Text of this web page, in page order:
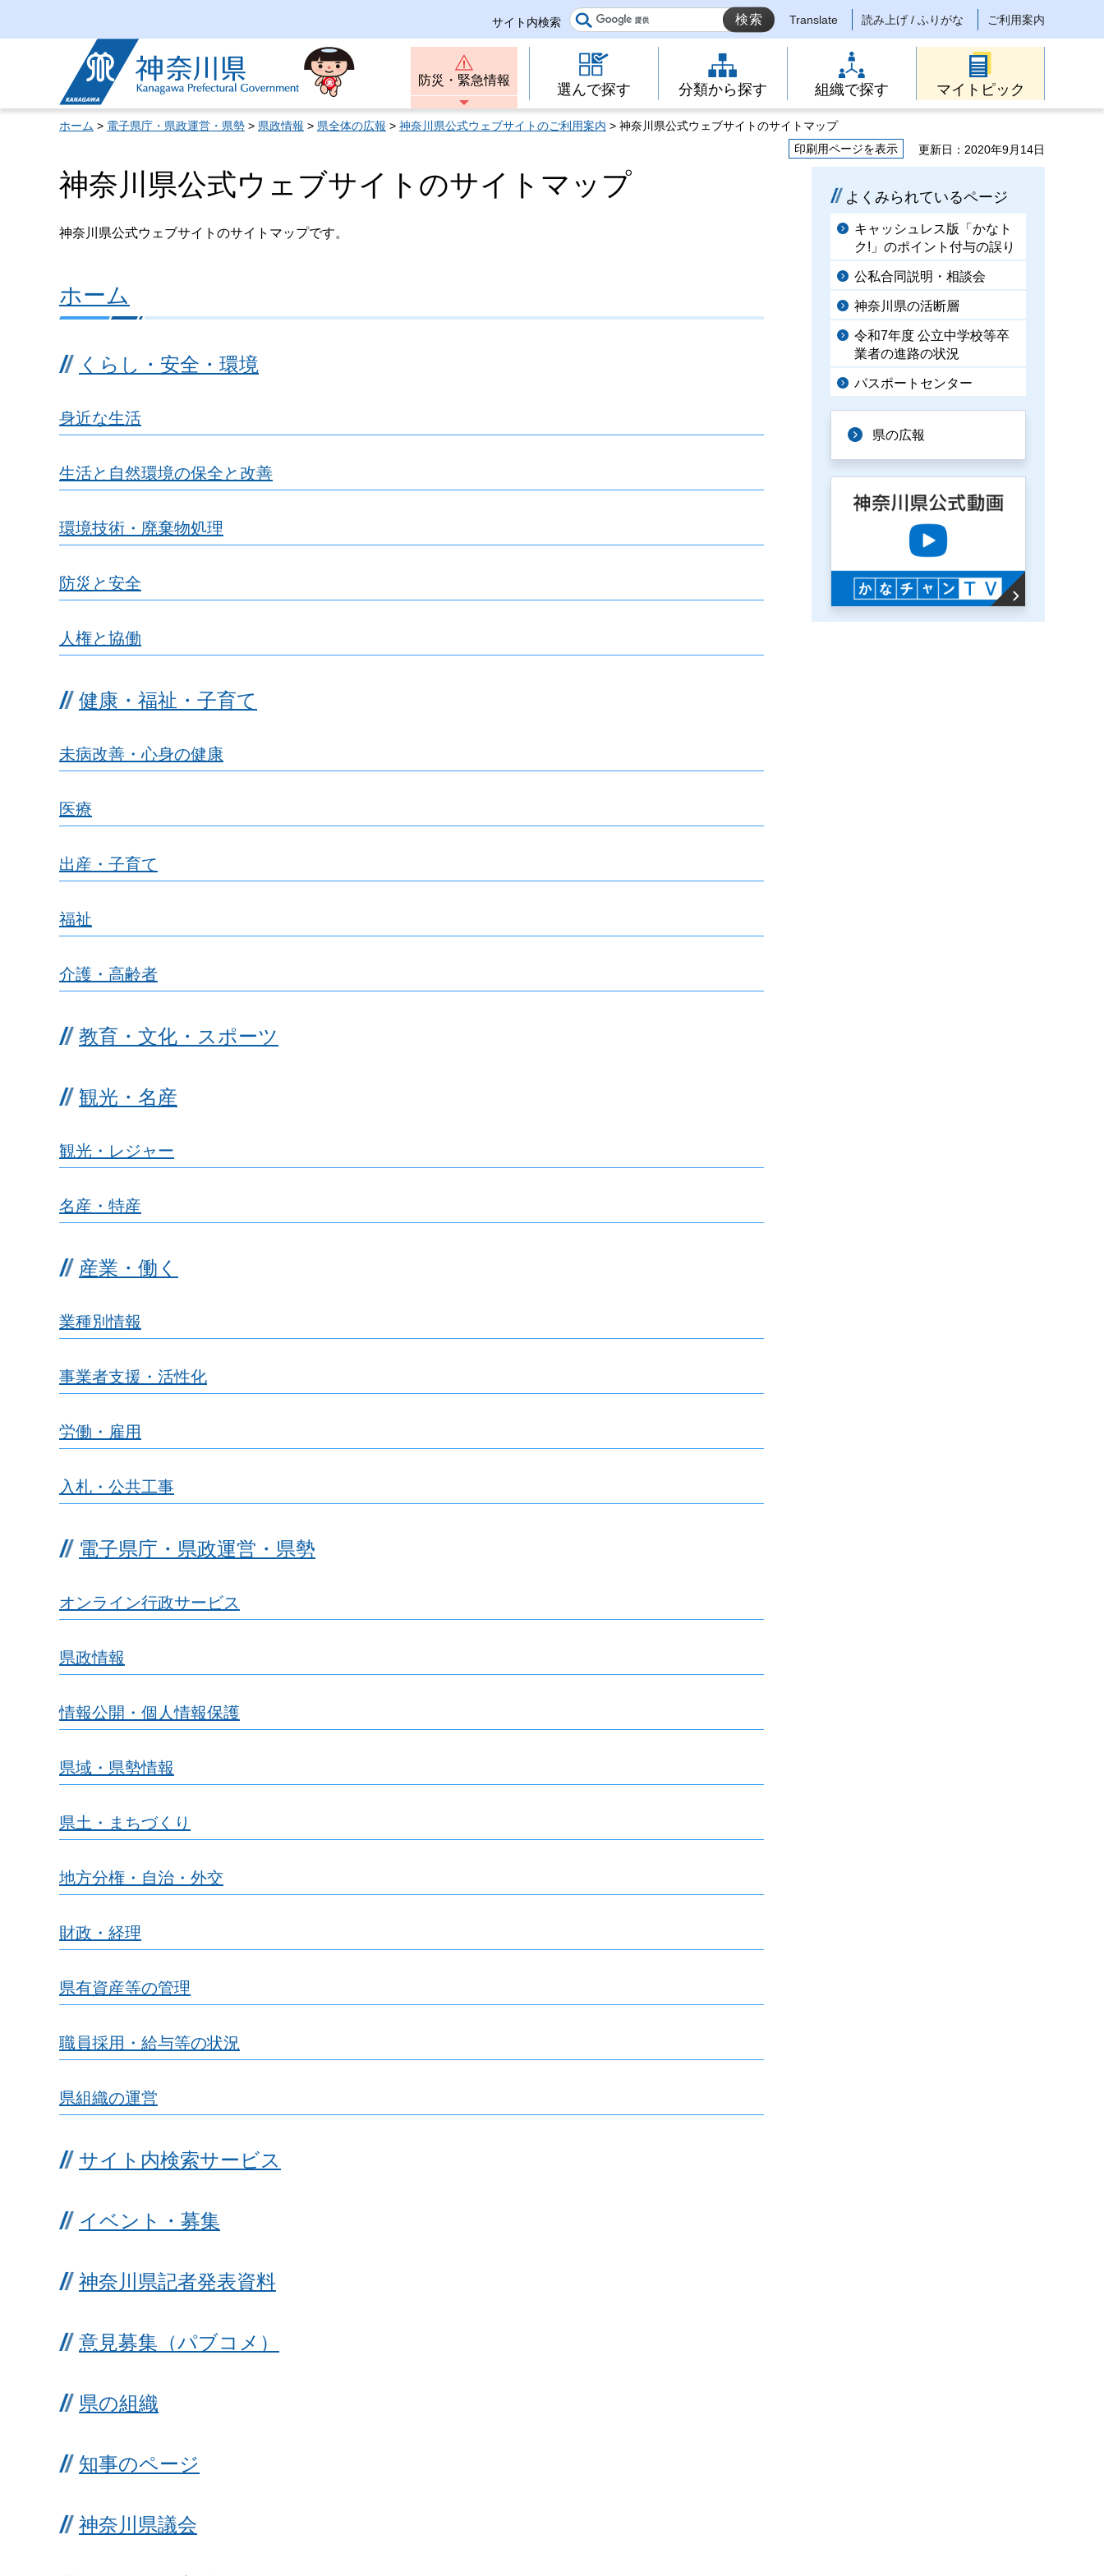
サイト内検索 Translate 読み上げ / ふりがな ご利用案内
神奈川県
防災・緊急情報
選んで探す 分類から探す 組織で探す マイトピック
ホーム > 電子県庁・県政運営・県勢 > 県政情報 > 県全体の広報 > 神奈川県公式ウェブサイトのご利用案内 > 神奈川県公式ウェブサイトのサイトマップ
印刷用ページを表示
更新日：2020年9月14日
神奈川県公式ウェブサイトのサイトマップ
神奈川県公式ウェブサイトのサイトマップです。
ホーム
くらし・安全・環境
身近な生活
生活と自然環境の保全と改善
環境技術・廃棄物処理
防災と安全
人権と協働
健康・福祉・子育て
未病改善・心身の健康
医療
出産・子育て
福祉
介護・高齢者
教育・文化・スポーツ
観光・名産
観光・レジャー
名産・特産
産業・働く
業種別情報
事業者支援・活性化
労働・雇用
入札・公共工事
電子県庁・県政運営・県勢
オンライン行政サービス
県政情報
情報公開・個人情報保護
県域・県勢情報
県土・まちづくり
地方分権・自治・外交
財政・経理
県有資産等の管理
職員採用・給与等の状況
県組織の運営
サイト内検索サービス
イベント・募集
神奈川県記者発表資料
意見募集（パブコメ）
県の組織
知事のページ
神奈川県議会
よくみられているページ
キャッシュレス版「かなト
ク!」のポイント付与の誤り
公私合同説明・相談会
神奈川県の活断層
令和7年度 公立中学校等卒
業者の進路の状況
パスポートセンター
県の広報